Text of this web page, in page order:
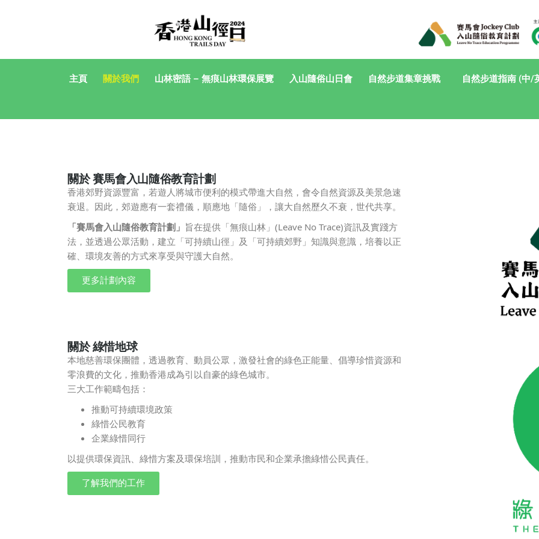
主頁 關於我們 山林密語 – 無痕山林環保展覽 入山隨俗山日會 自然步道集章挑戰 自然步道指南 (中/
關於 賽馬會入山隨俗教育計劃
香港郊野資源豐富，若遊人將城市便利的模式帶進大自然， 會令自然資源及美景急速
衰退。因此，郊遊應有一套禮儀， 順應地「隨俗」，讓大自然歷久不衰，世代共享。
「賽馬會入山隨俗教育計劃」 旨在提供「無痕山林」(Leave No Trace)資訊及實踐方
法， 並透過公眾活動，建立「可持續山徑」及「可持續郊野」知識與意識，培養以正
確、 環境友善的方式來享受與守護大自然。
更多計劃內容
關於 綠惜地球
本地慈善環保團體，透過教育、動員公眾，激發社會的綠色正能量、 倡導珍惜資源和
零浪費的文化，推動香港成為引以自豪的綠色城市。
三大工作範疇包括：
推動可持續環境政策
綠惜公民教育
企業綠惜同行
以提供環保資訊、綠惜方案及環保培訓，推動市民和企業承擔綠惜公民責任。
了解我們的工作